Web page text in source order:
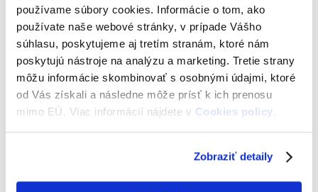
používame súbory cookies. Informácie o tom, ako
používate naše webové stránky, v prípade Vášho
súhlasu, poskytujeme aj tretím stranám, ktoré nám
poskytujú nástroje na analýzu a marketing. Tretie strany
môžu informácie skombinovať s osobnými údajmi, ktoré
od Vás získali a následne môže prísť k ich prenosu
mimo EÚ. Viac informácií nájdete v Cookies policy.
Zobraziť detaily
ITIC NA HORY
ITIC NA KÁVU
ITIC NA KNIHY